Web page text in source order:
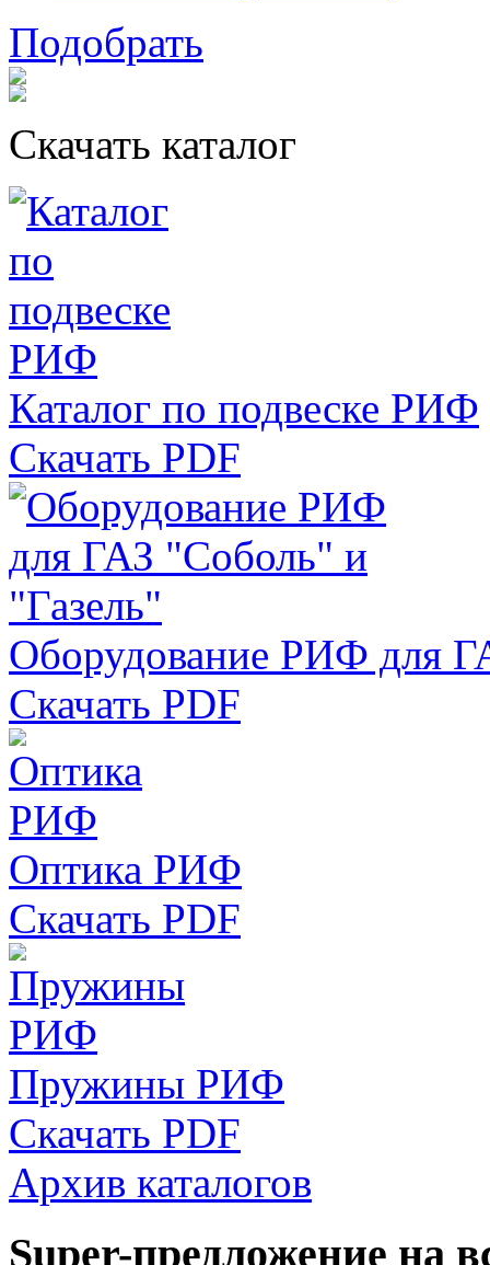
Подобрать
Скачать каталог
Каталог по подвеске РИФ
Скачать PDF
Оборудование РИФ для
Скачать PDF
Оптика РИФ
Скачать PDF
Пружины РИФ
Скачать PDF
Архив каталогов
Super-предложение на